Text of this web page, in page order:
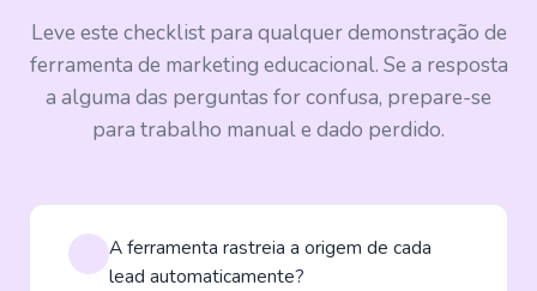
Leve este checklist para qualquer demonstração de
ferramenta de marketing educacional. Se a resposta
a alguma das perguntas for confusa, prepare-se
para trabalho manual e dado perdido.
A ferramenta rastreia a origem de cada
lead automaticamente?